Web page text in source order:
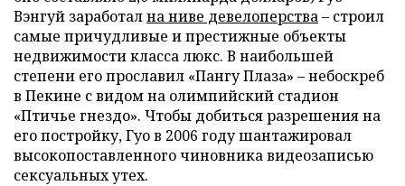
Вэнгуй заработална ниве девелоперства– строил
самые причудливые и престижные объекты
недвижимости класса люкс. В наибольшей
степени его прославил «Пангу Плаза» – небоскреб
в Пекине с видом на олимпийский стадион
«Птичье гнездо». Чтобы добиться разрешения на
его постройку, Гуо в 2006 году шантажировал
высокопоставленного чиновника видеозаписью
сексуальных утех.